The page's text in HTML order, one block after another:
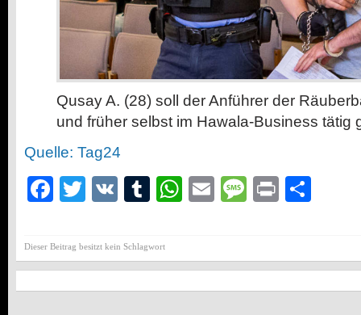
Qusay A. (28) soll der Anführer der
und früher selbst im Hawala-Business tätig
Quelle: Tag24
Facebook
Twitter
VK Tumblr
WhatsApp
EmailMessage
Print
Dieser Beitrag besitzt kein Schlagwort